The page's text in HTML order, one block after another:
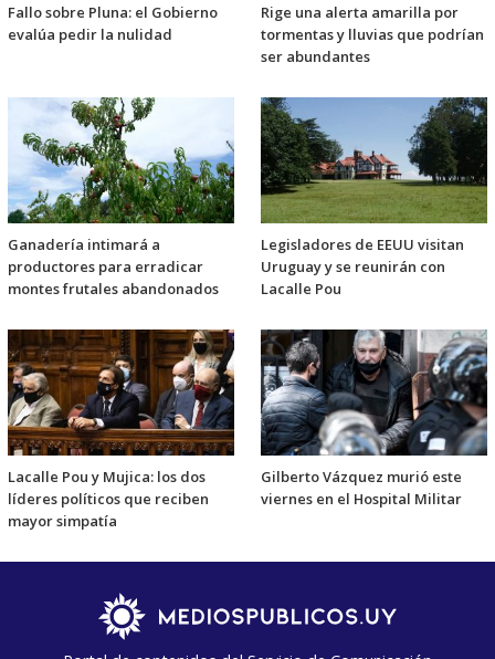
Fallo sobre Pluna: el Gobierno
evalúa pedir la nulidad
Rige una alerta amarilla por
tormentas y lluvias que podrían
ser abundantes
Ganadería intimará a
productores para erradicar
montes frutales abandonados
Legisladores de EEUU visitan
Uruguay y se reunirán con
Lacalle Pou
Lacalle Pou y Mujica: los dos
líderes políticos que reciben
mayor simpatía
Gilberto Vázquez murió este
viernes en el Hospital Militar